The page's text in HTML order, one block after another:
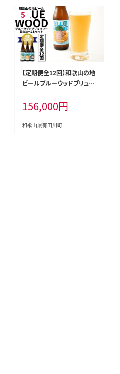
【定期便全12回】和歌山の地
ビールブルーウッドブリュワ
156,000円
和歌山県有田川町